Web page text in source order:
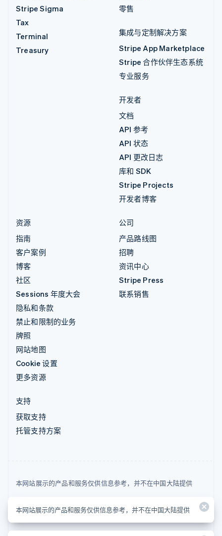
Stripe Sigma
Tax
Terminal
Treasury
零售
集成与定制解决方案
Stripe App Marketplace
Stripe 合作伙伴生态系统
专业服务
开发者
文档
API 参考
API 状态
API 更改日志
库和 SDK
Stripe Projects
开发者博客
资源
指南
客户案例
博客
社区
Sessions 年度大会
隐私和条款
禁止和限制的业务
牌照
网站地图
Cookie 设置
更多资源
公司
产品路线图
招聘
资讯中心
Stripe Press
联系销售
支持
获取支持
托管支持方案
本网站展示的产品和服务仅供信息参考，并不在中国大陆提供
© 2026 Stripe, LLC
本网站展示的产品和服务仅供信息参考，并不在中国大陆提供